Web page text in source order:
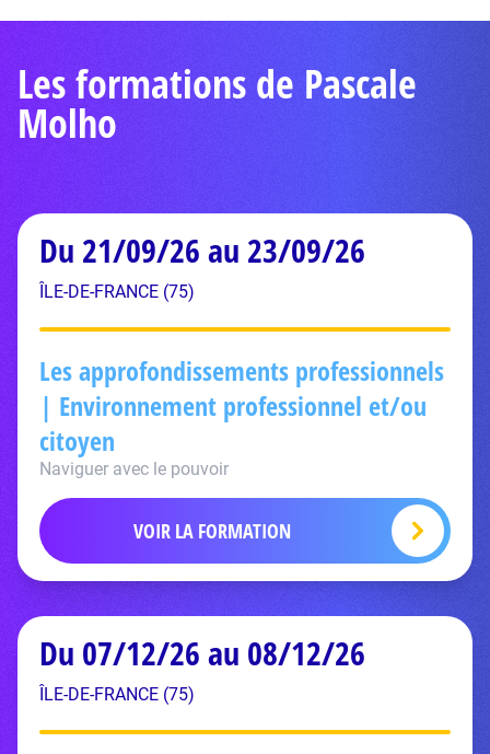
Les formations de Pascale
Molho
Du 21/09/26 au 23/09/26
ÎLE-DE-FRANCE (75)
Les approfondissements professionnels
| Environnement professionnel et/ou
citoyen
Naviguer avec le pouvoir
VOIR LA FORMATION
Du 07/12/26 au 08/12/26
ÎLE-DE-FRANCE (75)